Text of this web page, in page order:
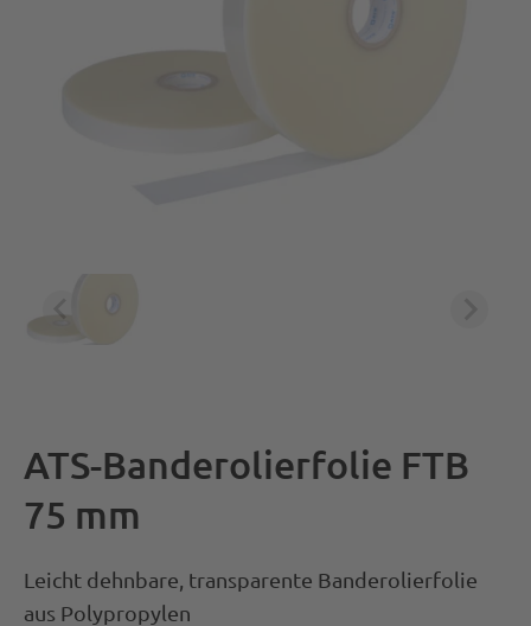
ATS-Banderolierfolie FTB
75 mm
Leicht dehnbare, transparente Banderolierfolie
aus Polypropylen